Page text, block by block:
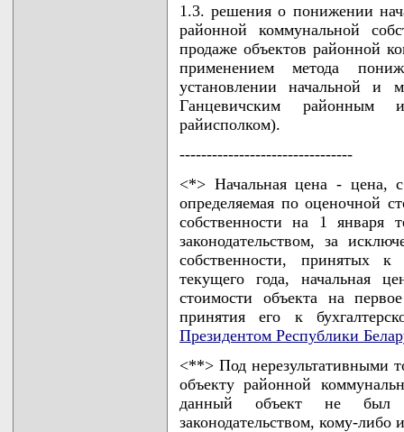
1.3. решения о понижении
районной коммунальной
продаже объектов районной
применением метода
установлении начальной и
Ганцевичским районным
райисполком).
--------------------------------
<*> Начальная цена - цена, с
определяемая по оценочной
собственности на 1 января
законодательством, за
собственности, принятых к
текущего года, начальная
стоимости объекта на
принятия его к
Президентом Республики
<**> Под нерезультативными
объекту районной
данный объект не был
законодательством, кому-либо